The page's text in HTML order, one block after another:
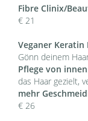
Fibre Clinix/
€ 21
Veganer
Gönn deinem
Pflege von innen
das Haar gezielt,
mehr
€ 26